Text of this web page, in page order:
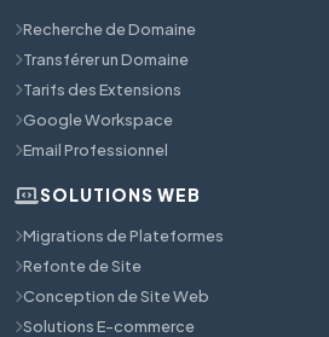
Recherche de Domaine
Transférer un Domaine
Tarifs des Extensions
Google Workspace
Email Professionnel
SOLUTIONS WEB
Migrations de Plateformes
Refonte de Site
Conception de Site Web
Solutions E-commerce